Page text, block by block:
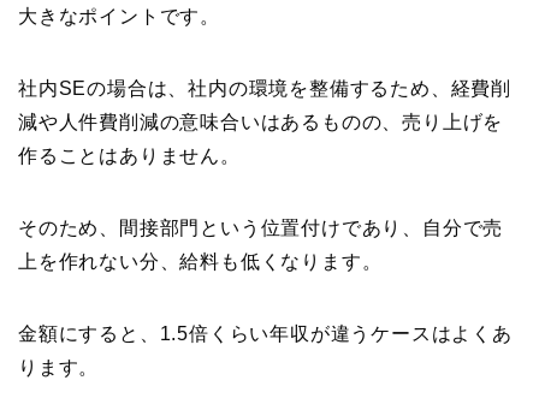
大きなポイントです。
社内SEの場合は、社内の環境を整備するため、経費削
減や人件費削減の意味合いはあるものの、売り上げを
作ることはありません。
そのため、間接部門という位置付けであり、自分で売
上を作れない分、給料も低くなります。
金額にすると、1.5倍くらい年収が違うケースはよくあ
ります。